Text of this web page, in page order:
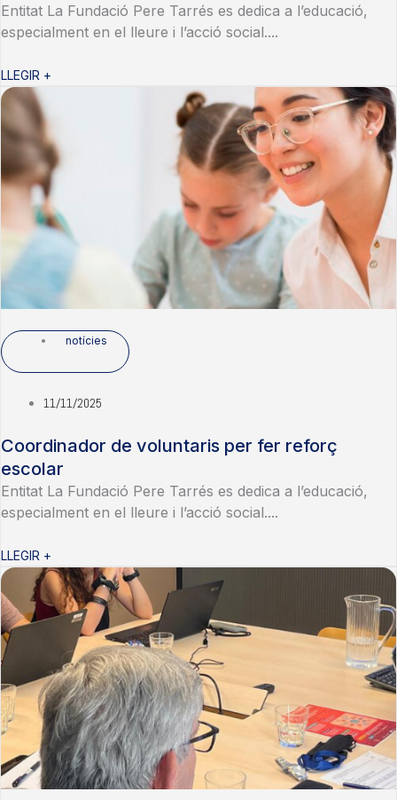
Entitat La Fundació Pere Tarrés es dedica a l’educació,
especialment en el lleure i l’acció social....
LLEGIR +
notícies
11/11/2025
Coordinador de voluntaris per fer reforç
escolar
Entitat La Fundació Pere Tarrés es dedica a l’educació,
especialment en el lleure i l’acció social....
LLEGIR +